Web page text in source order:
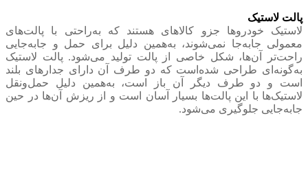
پالت لاستیک
لاستیک خودروها جزو کالاهای هستند که به‌راحتی با پالت‌های
معمولی جابه‌جا نمی‌شوند، به‌همین دلیل برای حمل و جابه‌جایی
راحت‌تر آن‌ها، شکل خاصی از پالت تولید می‌شود. پالت لاستیک
به‌گونه‌ای طراحی شده‌است که دو طرف آن دارای جدارهای بلند
است و دو طرف دیگر آن باز است، به‌همین دلیل حمل‌ونقل
لاستیک‌ها با این پالت‌ها بسیار آسان است و از ریزش آن‌ها در حین
جابه‌جایی جلوگیری می‌شود.